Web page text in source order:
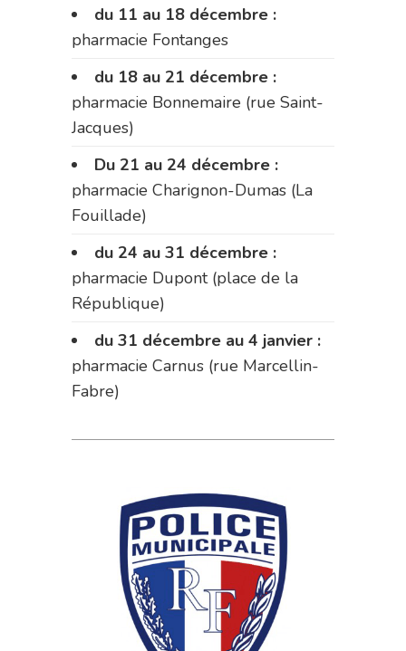
du 11 au 18 décembre :
pharmacie Fontanges
du 18 au 21 décembre :
pharmacie Bonnemaire (rue Saint-
Jacques)
Du 21 au 24 décembre :
pharmacie Charignon-Dumas (La
Fouillade)
du 24 au 31 décembre :
pharmacie Dupont (place de la
République)
du 31 décembre au 4 janvier :
pharmacie Carnus (rue Marcellin-
Fabre)